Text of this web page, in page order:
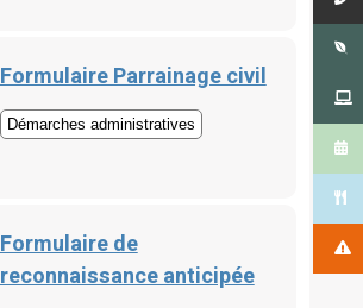
Formulaire Parrainage civil
Démarches administratives
Formulaire de
reconnaissance anticipée